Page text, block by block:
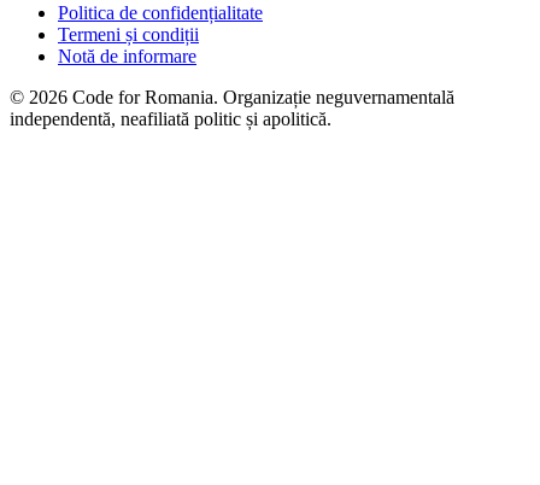
Politica de confidențialitate
Termeni și condiții
Notă de informare
© 2026 Code for Romania. Organizație neguvernamentală
independentă, neafiliată politic și apolitică.